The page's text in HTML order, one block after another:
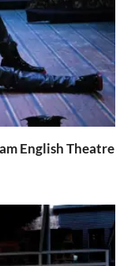
English Theatre